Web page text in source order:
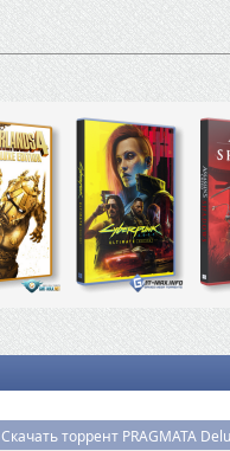
Скачать торрент PRAGMATA